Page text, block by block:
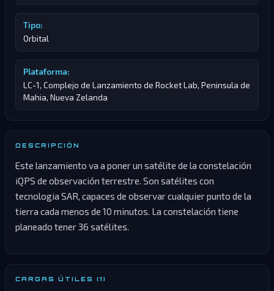
Tipo:
Orbital
Plataforma:
LC-1, Complejo de Lanzamiento de Rocket Lab, Peninsula de
Mahia, Nueva Zelanda
DESCRIPCIÓN
Este lanzamiento va a poner un satélite de la constelación
iQPS de observación terrestre. Son satélites con
tecnologia SAR, capaces de observar cualquier punto de la
tierra cada menos de 10 minutos. La constelación tiene
planeado tener 36 satélites.
CARGAS ÚTILES (1)